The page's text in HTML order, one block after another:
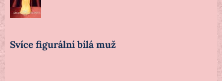
Svíce figurální bílá muž